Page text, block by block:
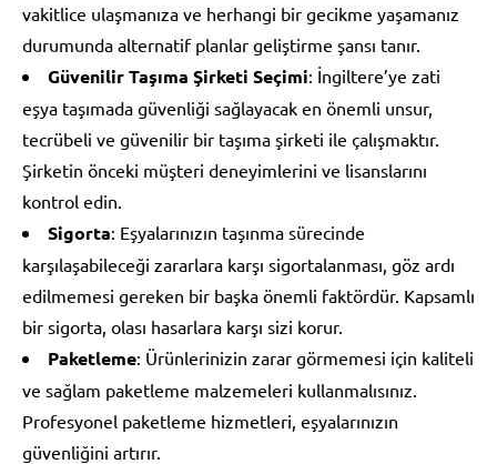
vakitlice ulaşmanıza ve herhangi bir gecikme yaşamanız
durumunda alternatif planlar geliştirme şansı tanır.
Güvenilir Taşıma Şirketi Seçimi: İngiltere’ye zati
eşya taşımada güvenliği sağlayacak en önemli unsur,
tecrübeli ve güvenilir bir taşıma şirketi ile çalışmaktır.
Şirketin önceki müşteri deneyimlerini ve lisanslarını
kontrol edin.
Sigorta: Eşyalarınızın taşınma sürecinde
karşılaşabileceği zararlara karşı sigortalanması, göz ardı
edilmemesi gereken bir başka önemli faktördür. Kapsamlı
bir sigorta, olası hasarlara karşı sizi korur.
Paketleme: Ürünlerinizin zarar görmemesi için kaliteli
ve sağlam paketleme malzemeleri kullanmalısınız.
Profesyonel paketleme hizmetleri, eşyalarınızın
güvenliğini artırır.